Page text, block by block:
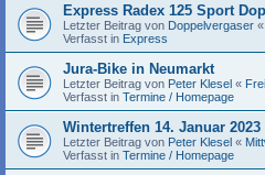
Express Radex 125 Sport
Letzter Beitrag von Doppelvergaser «
Verfasst in Express
Jura-Bike in Neumarkt
Letzter Beitrag von Peter Klesel «
Verfasst in Termine / Homepage
Wintertreffen 14. Januar 2023
Letzter Beitrag von Peter Klesel «
Verfasst in Termine / Homepage